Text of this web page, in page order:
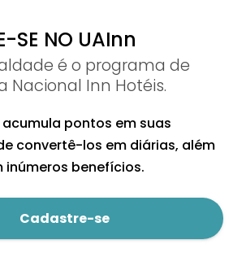
SE NO UAInn
é o programa de
Nacional Inn Hotéis.
pontos em suas
convertê-los em diárias, além
inúmeros benefícios.
Cadastre-se